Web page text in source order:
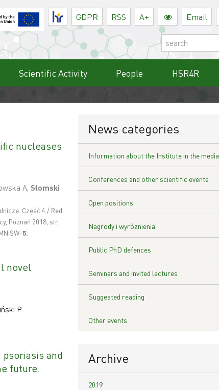
HRGDPR RSS A+ Email
Search:
Scientific Activity People HSR4R
nucleases
A, Słomski
Część 4 / Red.
Poznań 2018, str.
5.
novel
P
and
future.
News categories
Information about the Institute in the media
Conferences and other scientific events
Open positions
Nagrody i wyróżnienia
Public PhD defences
Seminars and invited lectures
Suggested reading
Other events
Archive
2019